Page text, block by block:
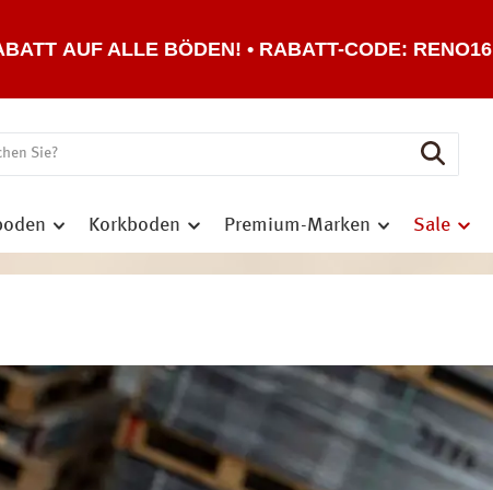
AUF ALLE BÖDEN! • RABATT-CODE: RENO16
Korkboden Premium-Marken Sale